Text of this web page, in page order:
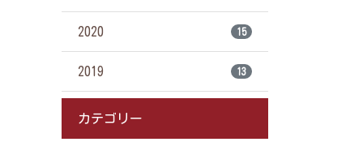
2020 15
2019 13
カテゴリー